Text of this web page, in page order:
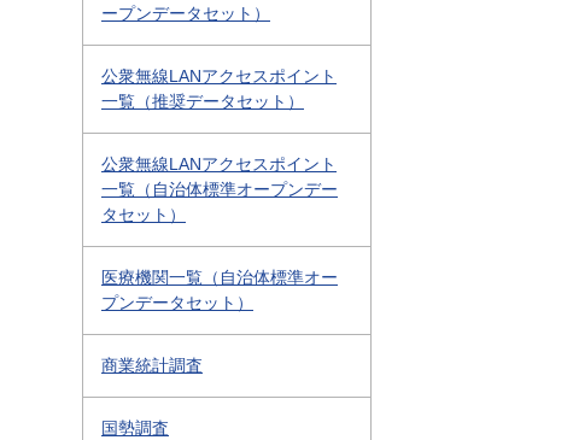
ープンデータセット）
公衆無線LANアクセスポイント
一覧（推奨データセット）
公衆無線LANアクセスポイント
一覧（自治体標準オープンデー
タセット）
医療機関一覧（自治体標準オー
プンデータセット）
商業統計調査
国勢調査